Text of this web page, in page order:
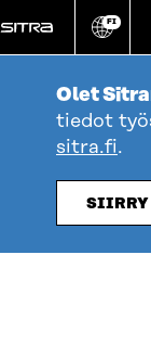
suoraan
sisältöön
Vaihda
kieli
FI
Olet
tiedot
sitra.fi.
SIIRRY